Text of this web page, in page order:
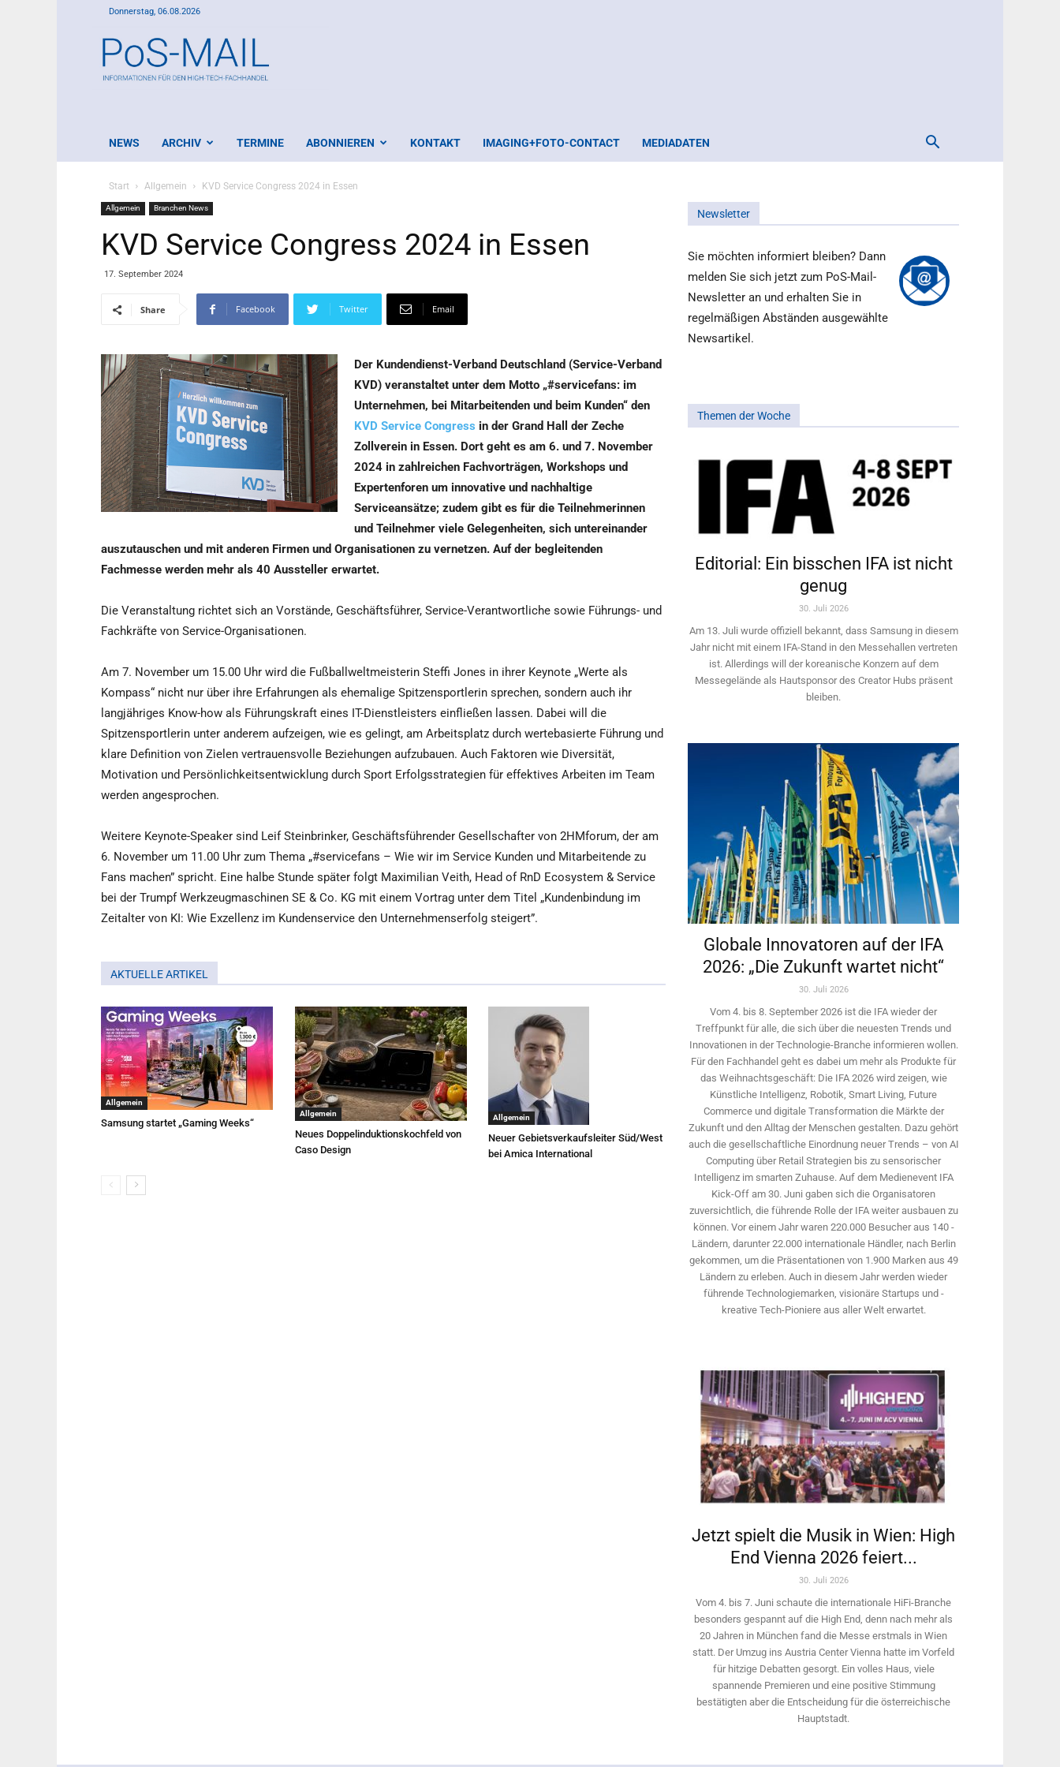
Donnerstag, 06.08.2026
Mail
NEWS ARCHIV TERMINE ABONNIEREN KONTAKT IMAGING+FOTO-CONTACT MEDIADATEN
Start Allgemein KVD Service Congress 2024 in Essen
Allgemein Branchen News
KVD Service Congress 2024 in Essen
17. September 2024
Share Facebook Twitter Email
Der Kundendienst-Verband Deutschland (Service-Verband
KVD) veranstaltet unter dem Motto „#servicefans: im
Unternehmen, bei Mitarbeitenden und beim Kunden“ den
KVD Service Congress in der Grand Hall der Zeche
Zollverein in Essen. Dort geht es am 6. und 7. November
2024 in zahlreichen Fachvorträgen, Workshops und
Expertenforen um innovative und nachhaltige
Serviceansätze; zudem gibt es für die Teilnehmerinnen
und Teilnehmer viele Gelegenheiten, sich untereinander
auszutauschen und mit anderen Firmen und Organisationen zu vernetzen. Auf der begleitenden
Fachmesse werden mehr als 40 Aussteller erwartet.
Die Veranstaltung richtet sich an Vorstände, Geschäftsführer, Service-Verantwortliche sowie Führungs- und
Fachkräfte von Service-Organisationen.
Am 7. November um 15.00 Uhr wird die Fußballweltmeisterin Steffi Jones in ihrer Keynote „Werte als
Kompass“ nicht nur über ihre Erfahrungen als ehemalige Spitzensportlerin sprechen, sondern auch ihr
langjähriges Know-how als Führungskraft eines IT-Dienstleisters einfließen lassen. Dabei will die
Spitzensportlerin unter anderem aufzeigen, wie es gelingt, am Arbeitsplatz durch wertebasierte Führung und
klare Definition von Zielen vertrauensvolle Beziehungen aufzubauen. Auch Faktoren wie Diversität,
Motivation und Persönlichkeitsentwicklung durch Sport Erfolgsstrategien für effektives Arbeiten im Team
werden angesprochen.
Weitere Keynote-Speaker sind Leif Steinbrinker, Geschäftsführender Gesellschafter von 2HMforum, der am
6. November um 11.00 Uhr zum Thema „#servicefans – Wie wir im Service Kunden und Mitarbeitende zu
Fans machen” spricht. Eine halbe Stunde später folgt Maximilian Veith, Head of RnD Ecosystem & Service
bei der Trumpf Werkzeugmaschinen SE & Co. KG mit einem Vortrag unter dem Titel „Kundenbindung im
Zeitalter von KI: Wie Exzellenz im Kundenservice den Unternehmenserfolg steigert”.
AKTUELLE ARTIKEL
Allgemein
Samsung startet „Gaming Weeks“
Allgemein
Neues Doppelinduktionskochfeld von
Caso Design
Allgemein
Neuer Gebietsverkaufsleiter Süd/West
bei Amica International
Newsletter
Sie möchten informiert bleiben? Dann
melden Sie sich jetzt zum PoS-Mail-
Newsletter an und erhalten Sie in
regelmäßigen Abständen ausgewählte
Newsartikel.
Themen der Woche
Editorial: Ein bisschen IFA ist nicht
genug
30. Juli 2026
Am 13. Juli wurde offiziell bekannt, dass Samsung in diesem
Jahr nicht mit einem IFA-Stand in den Messehallen vertreten
ist. Allerdings will ­der koreanische Konzern auf dem
Messegelände als Hautsponsor des Creator Hubs präsent
bleiben.
Globale Innovatoren auf der IFA
2026: „Die Zukunft wartet nicht“
30. Juli 2026
Vom 4. bis 8. September 2026 ist die IFA wieder der
Treffpunkt für alle, die sich über die neuesten Trends und
Innovationen in der Technologie-­Branche informieren wollen.
Für den Fachhandel geht es dabei um mehr als Produkte für
das Weihnachtsgeschäft: Die IFA 2026 wird ­zeigen, wie
Künstliche Intelligenz, Robotik, Smart Living, Future
Commerce und digitale Trans­formation die Märkte der
Zukunft und den Alltag der Menschen gestalten. Dazu gehört
auch die gesellschaftliche Einordnung neuer Trends – von AI
Computing über Retail Strategien bis zu sensorischer
Intelligenz im smarten Zuhause. Auf dem Medien­event IFA
Kick-Off am 30. Juni gaben sich die Organisatoren
zuversichtlich, die führende Rolle der IFA weiter ausbauen zu
können. Vor einem Jahr ­waren 220.000 Besucher aus 140 ­
Ländern, ­darunter 22.000 internationale Händler, nach Berlin
gekommen, um die Präsen­tationen von 1.900 Marken aus 49
Ländern zu erleben. Auch in diesem Jahr werden wieder
führende Technologiemarken, visionäre Startups und ­
kreative Tech-Pioniere aus aller Welt erwartet.
Jetzt spielt die Musik in Wien: High
End Vienna 2026 feiert...
30. Juli 2026
Vom 4. bis 7. Juni schaute die internationale HiFi-Branche
besonders gespannt auf die High End, denn nach mehr als
20 Jahren in München fand die Messe erstmals in Wien
statt. Der Umzug ins Austria Center Vienna hatte im Vorfeld
für hitzige Debatten gesorgt. Ein volles Haus, viele
spannende Premieren und eine positive Stimmung
bestätigten aber die Entscheidung für die österreichische
Hauptstadt.